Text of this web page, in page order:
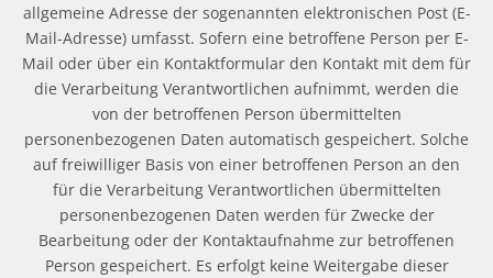
allgemeine Adresse der sogenannten elektronischen Post (E-
Mail-Adresse) umfasst. Sofern eine betroffene Person per E-
Mail oder über ein Kontaktformular den Kontakt mit dem für
die Verarbeitung Verantwortlichen aufnimmt, werden die
von der betroffenen Person übermittelten
personenbezogenen Daten automatisch gespeichert. Solche
auf freiwilliger Basis von einer betroffenen Person an den
für die Verarbeitung Verantwortlichen übermittelten
personenbezogenen Daten werden für Zwecke der
Bearbeitung oder der Kontaktaufnahme zur betroffenen
Person gespeichert. Es erfolgt keine Weitergabe dieser